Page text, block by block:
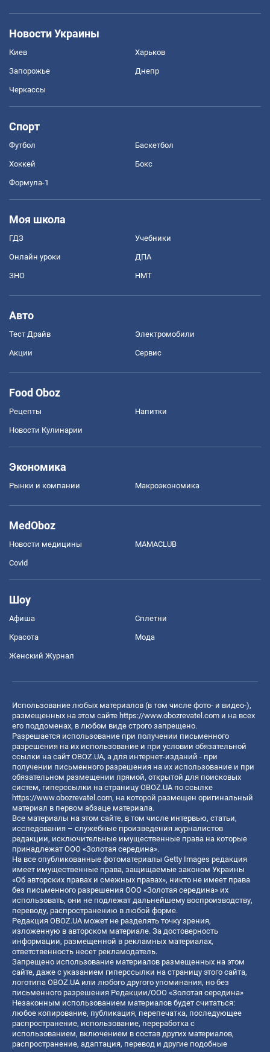
Новости Украины
Киев Харьков
Запорожье Днепр
Черкассы
Спорт
Футбол Баскетбол
Хоккей Бокс
Формула-1
Моя школа
ГДЗ Учебники
Онлайн уроки ДПА
ЗНО НМТ
Авто
Тест Драйв Электромобили
Акции Сервис
Food Oboz
Рецепты Напитки
Новости Кулинарии
Экономика
Рынки и компании Mакроэкономика
MedOboz
Новости медицины MAMACLUB
Covid
Шоу
Афиша Сплетни
Красота Мода
Женский Журнал
Использование любых материалов (в том числе фото- и видео-),
размещенных на этом сайте https://www.obozrevatel.com и на всех
его поддоменах, в любом виде строго запрещено.
Разрешается использование при получении письменного
разрешения на их использование и при условии обязательной
ссылки на сайт OBOZ.UA, а для интернет-изданий - при
получении письменного разрешения на их использование и при
обязательном размещении прямой, открытой для поисковых
систем, гиперссылки на страницу OBOZ.UA по ссылке
https://www.obozrevatel.com, на которой размещен оригинальный
материал в первом абзаце материала.
Все материалы на этом сайте, в том числе интервью, статьи,
исследования – служебные произведения журналистов
редакции, исключительные имущественные права на которые
принадлежат ООО «Золотая середина».
На все опубликованные фотоматериалы Getty Images редакция
имеет имущественные права, защищаемые законом Украины
«Об авторских правах и смежных правах», никто не имеет права
без письменного разрешения ООО «Золотая середина» их
использовать, они не подлежат дальнейшему воспроизводству,
переводу, распространению в любой форме.
Редакция OBOZ.UA может не разделять точку зрения,
изложенную в авторском материале. За достоверность
информации, размещенной в рекламных материалах,
ответственность несет рекламодатель.
Запрещено использование материалов размещенных на этом
сайте, даже с указанием гиперссылки на страницу этого сайта,
логотипа OBOZ.UA или любого другого упоминания, но без
письменного разрешения Редакции/ООО «Золотая середина»
Незаконным использованием материалов будет считаться:
любое копирование, публикация, перепечатка, последующее
распространение, использование, переработка с
использованием, включением в состав других материалов,
распространение, адаптация, перевод и другие подобные